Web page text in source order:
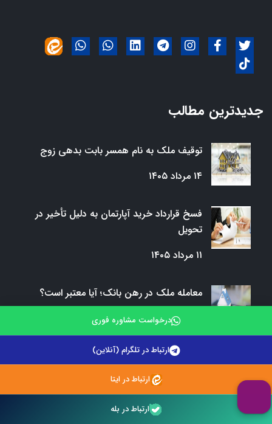
جدیدترین مطالب
توقیف ملک به نام همسر بابت بدهی زوج
۱۴ مرداد ۱۴۰۵
فسخ قرارداد خرید آپارتمان به دلیل تأخیر در
تحویل
۱۱ مرداد ۱۴۰۵
معامله ملک در رهن بانک؛ آیا معتبر است؟
ابطال سند رسمی به علت جعل
درخواست مشاوره فوری
ارتباط در تلگرام (آنلاین)
ارتباط در ایتا
ارتباط در بله